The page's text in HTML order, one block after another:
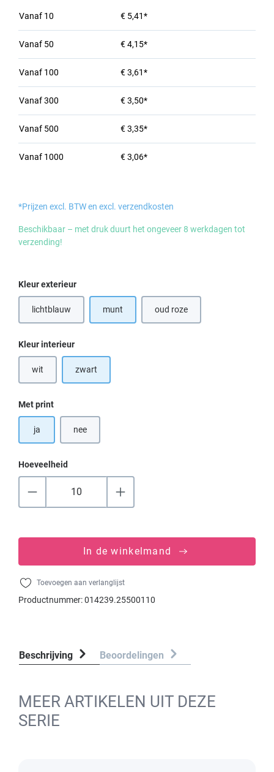
Vanaf 10 € 5,41*
Vanaf 50 € 4,15*
Vanaf 100 € 3,61*
Vanaf300 € 3,50*
Vanaf 500 € 3,35*
Vanaf 1000 € 3,06*
*Prijzen excl. BTW en excl. verzendkosten
Beschikbaar – met druk duurt het ongeveer 8 werkdagen tot
verzending!
Selecteer
Kleur exterieur
lichtblauw
(Deze optie is momenteel niet beschikbaar.)
munt oud roze
Selecteer
Kleur interieur
wit(Deze optie is momenteel niet beschikbaar.)
zwart
Selecteer
Met print
ja nee
Hoeveelheid
In de winkelmand
Toevoegen aan verlanglijst
Productnummer:014239.25500110
Beschrijving Beoordelingen
MEER ARTIKELEN UIT DEZE
SERIE